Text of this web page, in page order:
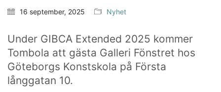
16 september, 2025 Nyhet
Under GIBCA Extended 2025 kommer
Tombola att gästa Galleri Fönstret hos
Göteborgs Konstskola på Första
långgatan 10.
Som en bra konstskola värnar vi om kreativ
subjektivitet.
Ett eget konstnärlig språk ger kraftfulla verktyg att
själv påverka framtiden.